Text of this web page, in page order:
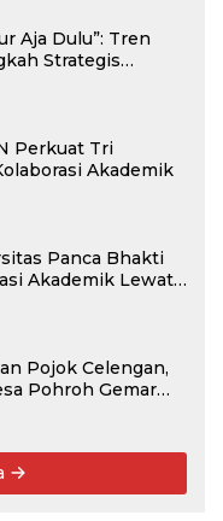
Aja Dulu”: Tren
Strategis
Perkuat Tri
Akademik
Panca Bhakti
Akademik Lewat
Pojok Celengan,
Pohroh Gemar